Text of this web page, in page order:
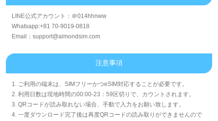
LINE公式アカウント：＠014hhnww
Whatsapp:+81 70-9019-0818
Email：support@almondsim.com
注意事項
1. ご利用の端末は、SIMフリーかつeSIM対応することが必要です。
2. 利用日数は現地時間の00:00-23：59区切りで、カウントされます。
3. QRコードが読み取れない場合、手動で入力をお願い致します。
4. 一度ダウンロード完了後は再度QRコードの読み取りができませんので